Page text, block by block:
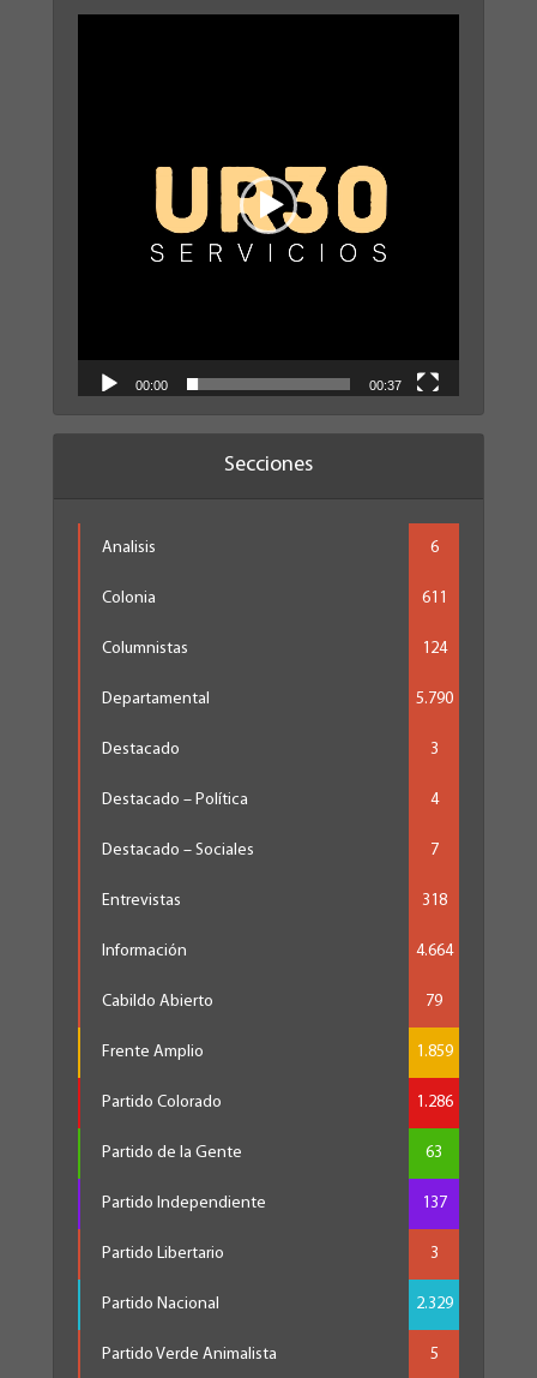
00:00 00:37
Secciones
Analisis 6
Colonia 611
Columnistas 124
Departamental 5.790
Destacado 3
Destacado – Política 4
Destacado – Sociales 7
Entrevistas 318
Información 4.664
Cabildo Abierto 79
Frente Amplio 1.859
Partido Colorado 1.286
Partido de la Gente 63
Partido Independiente 137
Partido Libertario 3
Partido Nacional 2.329
Partido Verde Animalista 5